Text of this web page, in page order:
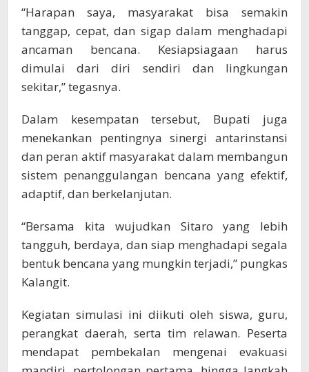
“Harapan saya, masyarakat bisa semakin
tanggap, cepat, dan sigap dalam menghadapi
ancaman bencana. Kesiapsiagaan harus
dimulai dari diri sendiri dan lingkungan
sekitar,” tegasnya.
Dalam kesempatan tersebut, Bupati juga
menekankan pentingnya sinergi antarinstansi
dan peran aktif masyarakat dalam membangun
sistem penanggulangan bencana yang efektif,
adaptif, dan berkelanjutan.
“Bersama kita wujudkan Sitaro yang lebih
tangguh, berdaya, dan siap menghadapi segala
bentuk bencana yang mungkin terjadi,” pungkas
Kalangit.
Kegiatan simulasi ini diikuti oleh siswa, guru,
perangkat daerah, serta tim relawan. Peserta
mendapat pembekalan mengenai evakuasi